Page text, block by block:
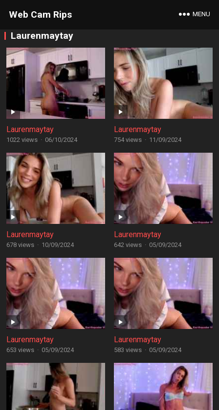
Web Cam Rips MENU
Laurenmaytay
Laurenmaytay
1022 views · 06/10/2024
Laurenmaytay
754 views · 11/09/2024
Laurenmaytay
678 views · 10/09/2024
Laurenmaytay
642 views · 05/09/2024
Laurenmaytay
653 views · 05/09/2024
Laurenmaytay
583 views · 05/09/2024